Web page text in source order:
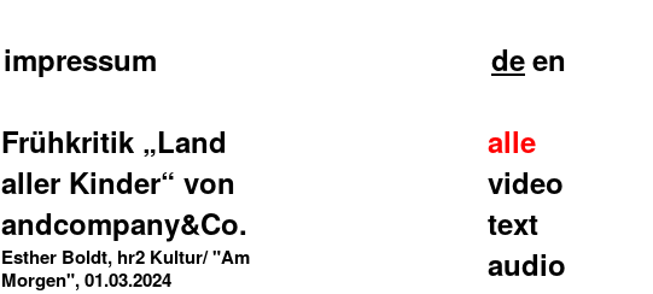
impressum deen
alle
video
text
audio
Frühkritik „Land
aller Kinder“ von
andcompany&Co.
Esther Boldt, hr2 Kultur/ "Am
Morgen", 01.03.2024